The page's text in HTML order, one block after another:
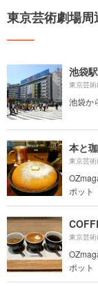
東京芸術劇場周
池袋駅
東京芸
池袋か
本と
東京芸
ポット
東京芸
ポット